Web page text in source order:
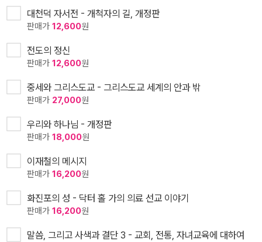
대천덕 자서전 - 개척자의 길, 개정판
판매가 12,600원
전도의 정신
판매가 12,600원
중세와 그리스도교 - 그리스도교 세계의 안과 밖
판매가 27,000원
우리와 하나님 - 개정판
판매가 18,000원
이재철의 메시지
판매가 16,200원
화진포의 성 - 닥터 홀 가의 의료 선교 이야기
판매가 16,200원
말씀, 그리고 사색과 결단 3 - 교회, 전통, 자녀교육에 대하여